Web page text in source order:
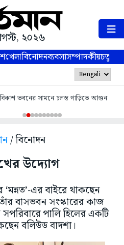
২০২৬
খেলাবিনোদনব্যবসাসম্পাদকীয়
ভবনের সামনে চলন্ত গাড়িতে আগুন
/ বিনোদন
উদ্যোগ
এর বাইরে থাকছেন
বাসভবন সংস্কারের কাজ
পালি হিলের একটি
বলিউড বাদশা।